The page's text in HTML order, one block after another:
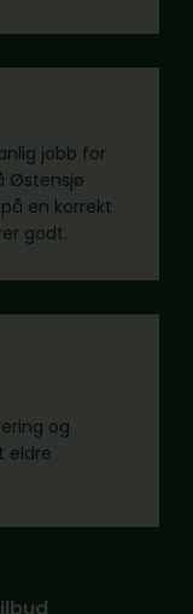
jobb for
Østensjø
en korrekt
godt.
og
eldre